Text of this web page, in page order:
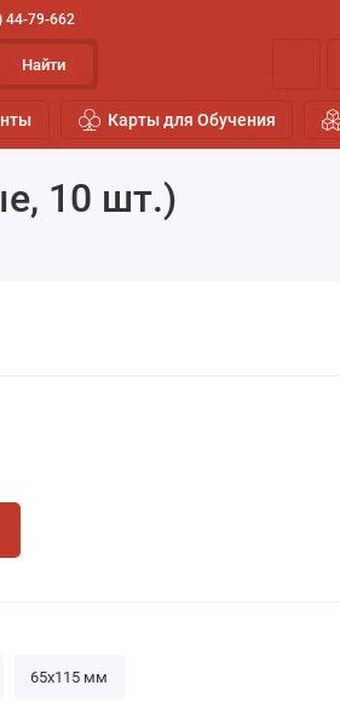
44-79-662
Найти
Карты для Обучения
10 шт.)
65х115 мм